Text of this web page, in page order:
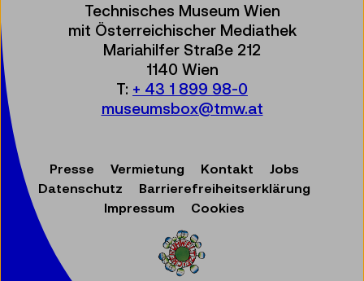
Technisches Museum Wien
mit Österreichischer Mediathek
Mariahilfer Straße 212
1140 Wien
T: + 43 1 899 98-0
museumsbox@tmw.at
Presse Vermietung Kontakt
Jobs
Datenschutz
Barrierefreiheitserklärung
Impressum
Cookies